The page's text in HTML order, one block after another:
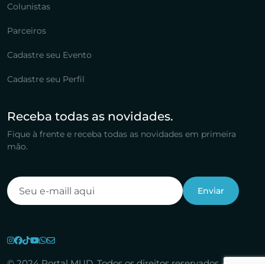
Colunistas
Parceiros
Cadastre seu Evento
Cadastre seu Perfil
Receba todas as novidades.
Fique à frente e receba todas as novidades em primeira
mão.